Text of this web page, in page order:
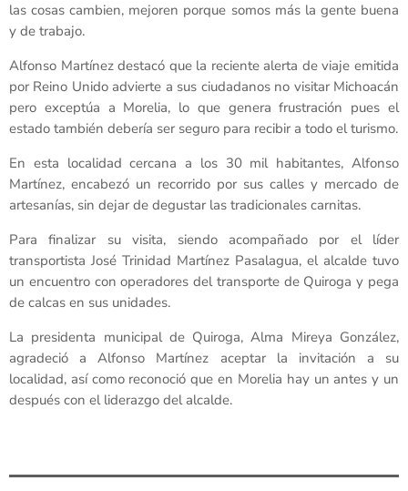
las cosas cambien, mejoren porque somos más la gente buena
y de trabajo.
Alfonso Martínez destacó que la reciente alerta de viaje emitida
por Reino Unido advierte a sus ciudadanos no visitar Michoacán
pero exceptúa a Morelia, lo que genera frustración pues el
estado también debería ser seguro para recibir a todo el turismo.
En esta localidad cercana a los 30 mil habitantes, Alfonso
Martínez, encabezó un recorrido por sus calles y mercado de
artesanías, sin dejar de degustar las tradicionales carnitas.
Para finalizar su visita, siendo acompañado por el líder
transportista José Trinidad Martínez Pasalagua, el alcalde tuvo
un encuentro con operadores del transporte de Quiroga y pega
de calcas en sus unidades.
La presidenta municipal de Quiroga, Alma Mireya González,
agradeció a Alfonso Martínez aceptar la invitación a su
localidad, así como reconoció que en Morelia hay un antes y un
después con el liderazgo del alcalde.